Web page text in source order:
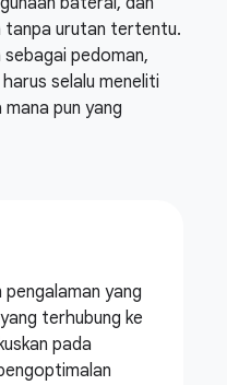
tanpa urutan tertentu.
pedoman,
selalu meneliti
pun yang
yang
terhubung ke
pada